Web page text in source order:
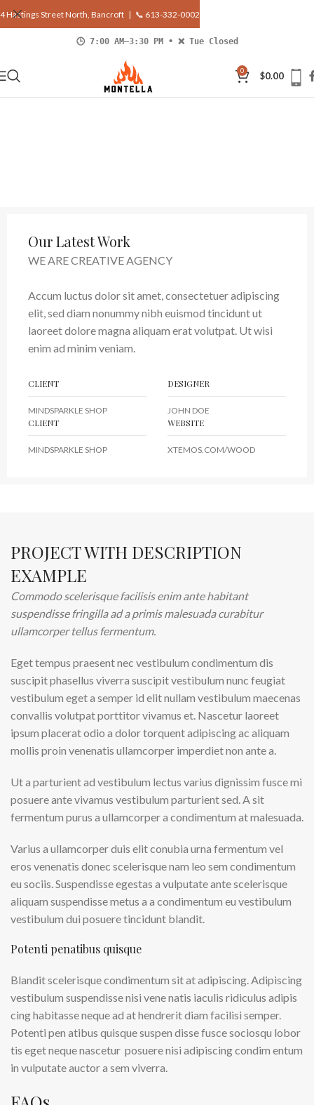
🕒 7:00 AM–3:30 PM • ❌ Tue Closed
0 $0.00
Our Latest Work
WE ARE CREATIVE AGENCY
Accum luctus dolor sit amet, consectetuer adipiscing
elit, sed diam nonummy nibh euismod tincidunt ut
laoreet dolore magna aliquam erat volutpat. Ut wisi
enim ad minim veniam.
CLIENT
MINDSPARKLE SHOP
DESIGNER
JOHN DOE
CLIENT
MINDSPARKLE SHOP
WEBSITE
XTEMOS.COM/WOOD
PROJECT WITH DESCRIPTION
EXAMPLE
Commodo scelerisque facilisis enim ante habitant
suspendisse fringilla ad a primis malesuada curabitur
ullamcorper tellus fermentum.
Eget tempus praesent nec vestibulum condimentum dis
suscipit phasellus viverra suscipit vestibulum nunc feugiat
vestibulum eget a semper id elit nullam vestibulum maecenas
convallis volutpat porttitor vivamus et. Nascetur laoreet
ipsum placerat odio a dolor torquent adipiscing ac aliquam
mollis proin venenatis ullamcorper imperdiet non ante a.
Ut a parturient ad vestibulum lectus varius dignissim fusce mi
posuere ante vivamus vestibulum parturient sed. A sit
fermentum purus a ullamcorper a condimentum at malesuada.
Varius a ullamcorper duis elit conubia urna fermentum vel
eros venenatis donec scelerisque nam leo sem condimentum
eu sociis. Suspendisse egestas a vulputate ante scelerisque
aliquam suspendisse metus a a condimentum eu vestibulum
vestibulum dui posuere tincidunt blandit.
Potenti penatibus quisque
Blandit scelerisque condimentum sit at adipiscing. Adipiscing
vestibulum suspendisse nisi vene natis iaculis ridiculus adipis
cing habitasse neque ad at hendrerit diam facilisi semper.
Potenti pen atibus quisque suspen disse fusce sociosqu lobor
tis eget neque nascetur posuere nisi adipiscing condim entum
in vulputate auctor a sem viverra.
4 Hastings Street North, Bancroft | 📞 613-332-0002